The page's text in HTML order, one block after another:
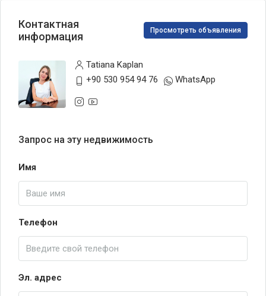
Контактная
информация
Просмотреть объявления
Tatiana Kaplan
+90 530 954 94 76
WhatsApp
Запрос на эту недвижимость
Имя
Телефон
Эл. адрес